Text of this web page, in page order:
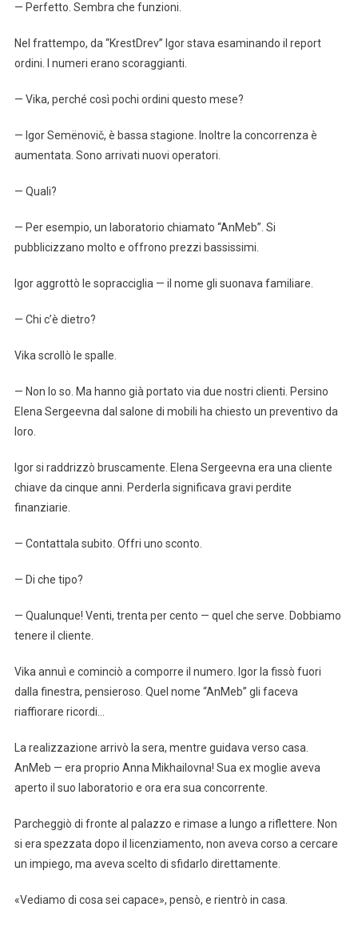
— Perfetto. Sembra che funzioni.
Nel frattempo, da “KrestDrev” Igor stava esaminando il report
ordini. I numeri erano scoraggianti.
— Vika, perché così pochi ordini questo mese?
— Igor Semënovič, è bassa stagione. Inoltre la concorrenza è
aumentata. Sono arrivati nuovi operatori.
— Quali?
— Per esempio, un laboratorio chiamato “AnMeb”. Si
pubblicizzano molto e offrono prezzi bassissimi.
Igor aggrottò le sopracciglia — il nome gli suonava familiare.
— Chi c’è dietro?
Vika scrollò le spalle.
— Non lo so. Ma hanno già portato via due nostri clienti. Persino
Elena Sergeevna dal salone di mobili ha chiesto un preventivo da
loro.
Igor si raddrizzò bruscamente. Elena Sergeevna era una cliente
chiave da cinque anni. Perderla significava gravi perdite
finanziarie.
— Contattala subito. Offri uno sconto.
— Di che tipo?
— Qualunque! Venti, trenta per cento — quel che serve. Dobbiamo
tenere il cliente.
Vika annuì e cominciò a comporre il numero. Igor la fissò fuori
dalla finestra, pensieroso. Quel nome “AnMeb” gli faceva
riaffiorare ricordi…
La realizzazione arrivò la sera, mentre guidava verso casa.
AnMeb — era proprio Anna Mikhailovna! Sua ex moglie aveva
aperto il suo laboratorio e ora era sua concorrente.
Parcheggiò di fronte al palazzo e rimase a lungo a riflettere. Non
si era spezzata dopo il licenziamento, non aveva corso a cercare
un impiego, ma aveva scelto di sfidarlo direttamente.
«Vediamo di cosa sei capace», pensò, e rientrò in casa.